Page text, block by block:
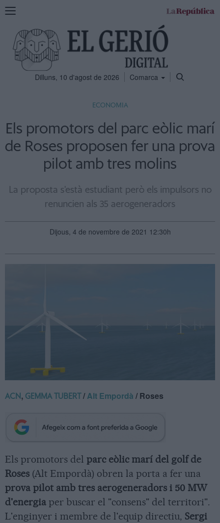
Mostra
navegació
Dilluns, 10 d'agost de 2026 Comarca
ECONOMIA
Els promotors del parc eòlic marí
de Roses proposen fer una prova
pilot amb tres molins
La proposta s'està estudiant però els impulsors no
renuncien als 35 aerogeneradors
Dijous, 4 de novembre de 2021 12:30h
ACN, GEMMA TUBERT /Alt Empordà / Roses
Els promotors del parc eòlic marí del golf de
Roses (Alt Empordà) obren la porta a fer una
prova pilot amb tres aerogeneradors i 50 MW
d'energia per buscar el "consens" del territori".
L'enginyer i membre de l'equip directiu, Sergi